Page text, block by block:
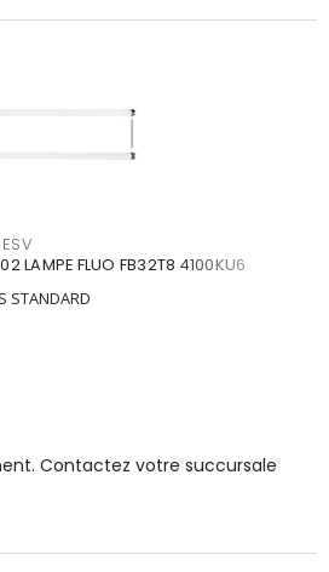
LAMPE FLUO FB32T8 4100KU6
STANDARD
Contactez votre succursale